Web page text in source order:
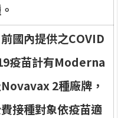
。
前國內提供之COVID
9疫苗計有Moderna
Novavax2種廠牌，
費接種對象依疫苗適